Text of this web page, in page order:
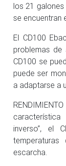
los 21
se encuentran
El CD100
problemas de
CD100 se
puede ser
a adaptarse a
inverso”, el
escarcha.